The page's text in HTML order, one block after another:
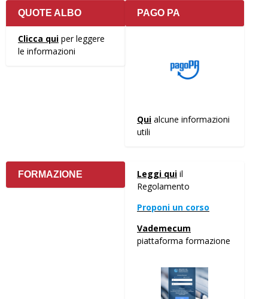
QUOTE ALBO
Clicca qui per leggere
le informazioni
PAGO PA
Qui alcune informazioni
utili
FORMAZIONE Leggi qui il
Regolamento
Proponi un corso
Vademecum
piattaforma formazione